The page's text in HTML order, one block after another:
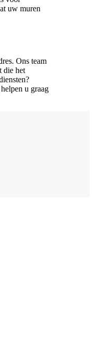
uw muren
Ons team
die het
u graag